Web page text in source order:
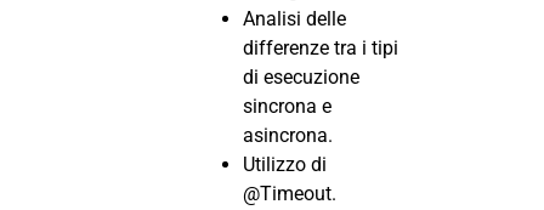
Analisi delle
differenze tra i tipi
di esecuzione
sincrona e
asincrona.
Utilizzo di
@Timeout.